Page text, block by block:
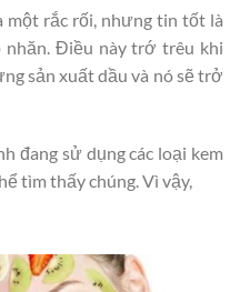
một rắc rối, nhưng tin tốt là
Điều này trớ trêu khi
sản xuất dầu và nó sẽ trở
đang sử dụng các loại kem
tìm thấy chúng. Vì vậy,